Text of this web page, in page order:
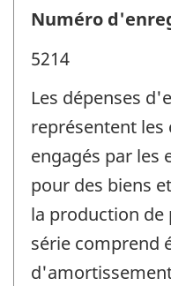
Numéro
5214
Les dépenses
représentent
engagés par les
pour des biens
la production de
série comprend